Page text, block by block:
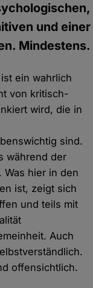
und einer
Mindestens.
ein wahrlich
von kritisch-
wird, die in
sind.
während der
Was hier in den
ist, zeigt sich
und teils mit
Auch
offensichtlich.